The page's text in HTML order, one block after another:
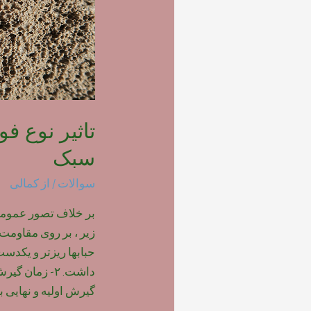
تاثیر نوع
سبک
سوالات / از کمالی
بر خلاف تصور عمومی
حبابها ریزتر و
داشت. ۲-
گیرش اولیه و نهایی